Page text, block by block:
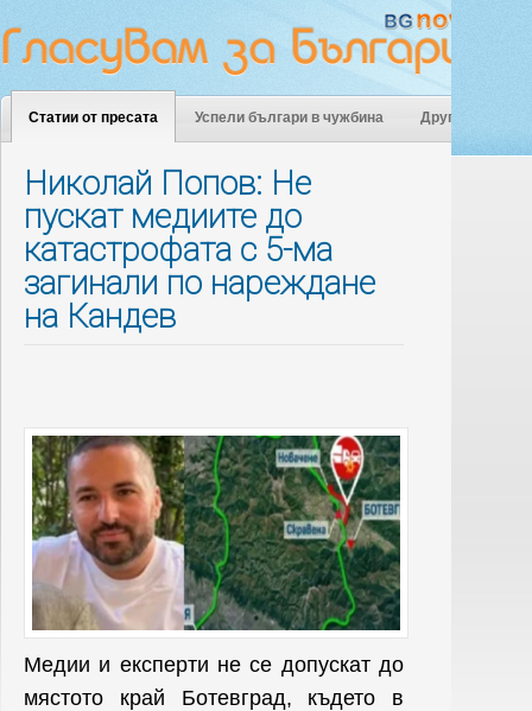
Статии от пресата Успели българи в чужбина Други
Николай Попов: Не
пускат медиите до
катастрофата с 5-ма
загинали по нареждане
на Кандев
Медии и експерти не се допускат до
мястото край Ботевград, където в